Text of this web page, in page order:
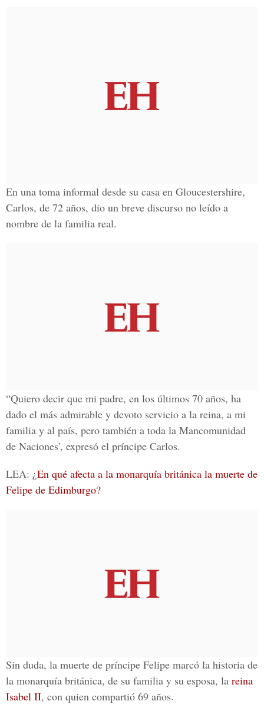
En una toma informal desde su casa en Gloucestershire,
Carlos, de 72 años, dio un breve discurso no leído a
nombre de la familia real.
“Quiero decir que mi padre, en los últimos 70 años, ha
dado el más admirable y devoto servicio a la reina, a mi
familia y al país, pero también a toda la Mancomunidad
de Naciones', expresó el príncipe Carlos.
LEA: ¿En qué afecta a la monarquía británica la muerte de
Felipe de Edimburgo?
Sin duda, la muerte de príncipe Felipe marcó la historia de
la monarquía británica, de su familia y su esposa, la reina
Isabel II, con quien compartió 69 años.